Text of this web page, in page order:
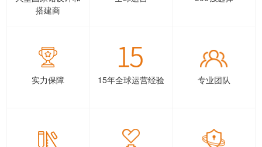
搭建商
实力保障 15年全球运营经验 专业团队